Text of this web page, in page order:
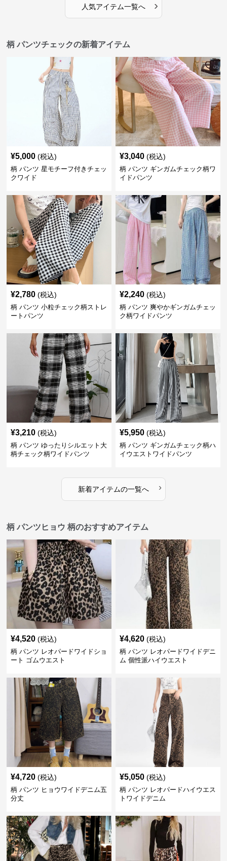
人気アイテム一覧へ ›
柄 パンツチェックの新着アイテム
¥5,000 (税込)
柄 パンツ 星モチーフ付きチェッ
クワイド
¥3,040 (税込)
柄 パンツ ギンガムチェック柄ワ
イドパンツ
¥2,780 (税込)
柄 パンツ 小粒チェック柄ストレ
ートパンツ
¥2,240 (税込)
柄 パンツ 爽やかギンガムチェッ
ク柄ワイドパンツ
¥3,210 (税込)
柄 パンツ ゆったりシルエット大
柄チェック柄ワイドパンツ
¥5,950 (税込)
柄 パンツ ギンガムチェック柄ハ
イウエストワイドパンツ
新着アイテムの一覧へ ›
柄 パンツヒョウ 柄のおすすめアイテム
¥4,520 (税込)
柄 パンツ レオパードワイドショ
ート ゴムウエスト
¥4,620 (税込)
柄 パンツ レオパードワイドデニ
ム 個性派ハイウエスト
¥4,720 (税込)
柄 パンツ ヒョウワイドデニム五
分丈
¥5,050 (税込)
柄 パンツ レオパードハイウエス
トワイドデニム